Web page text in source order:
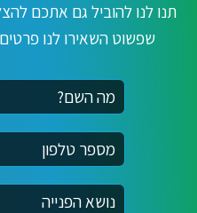
תנו לנו להוביל גם אתכם
שפשוט השאירו לנו